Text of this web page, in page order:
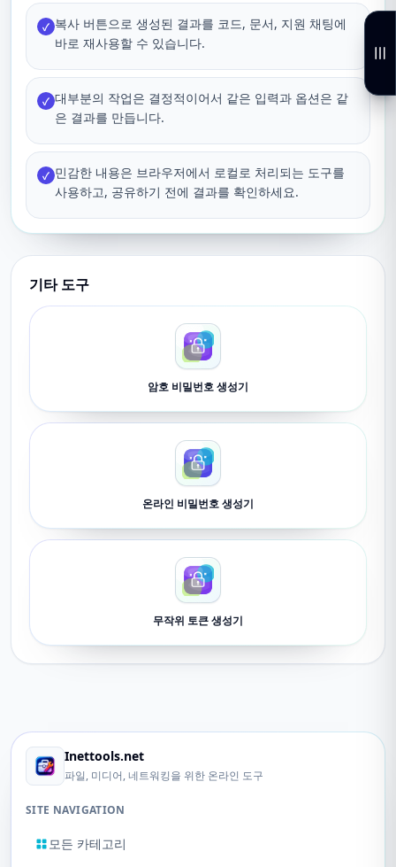
✓ 복사 버튼으로 생성된 결과를 코드, 문서, 지원 채팅에
바로 재사용할 수 있습니다.
✓ 대부분의 작업은 결정적이어서 같은 입력과 옵션은 같
은 결과를 만듭니다.
✓ 민감한 내용은 브라우저에서 로컬로 처리되는 도구를
사용하고, 공유하기 전에 결과를 확인하세요.
기타 도구
암호 비밀번호 생성기
온라인 비밀번호 생성기
무작위 토큰 생성기
Inettools.net
파일, 미디어, 네트워킹을 위한 온라인 도구
SITE NAVIGATION
모든 카테고리